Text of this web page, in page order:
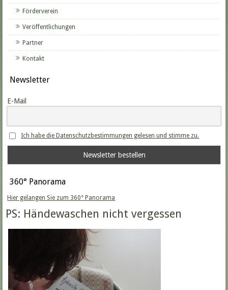
Förderverein
Veröffentlichungen
Partner
Kontakt
Newsletter
E-Mail
Ich habe die Datenschutzbestimmungen gelesen und stimme zu.
360° Panorama
Hier gelangen Sie zum 360° Panorama
PS: Händewaschen nicht vergessen